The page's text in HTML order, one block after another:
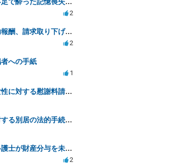
2
弁護士費用の成功報酬、請求取り下げで減額可能か？
2
への手紙
1
夫の不貞と同居女性に対する慰謝料請求の可能性について相談
夫のモラハラに対する別居の法的手続き相談
法テラス経由の弁護士が財産分与を未解決のまま放置
2